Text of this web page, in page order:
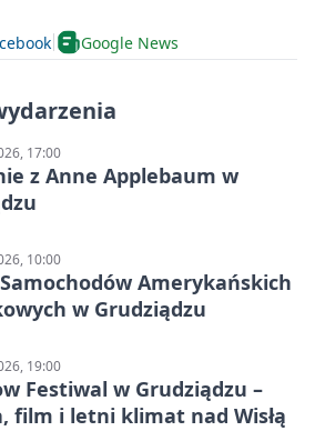
Google News
17:00
z Anne Applebaum w
10:00
Samochodów Amerykańskich
w Grudziądzu
19:00
Festiwal w Grudziądzu –
film i letni klimat nad Wisłą